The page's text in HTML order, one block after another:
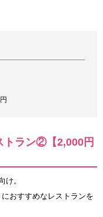
トラン②【2,000円
け。
おすすめなレストランを